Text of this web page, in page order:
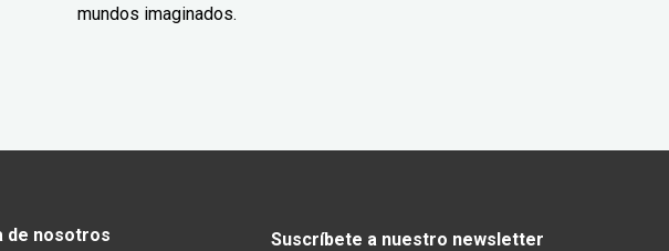
mundos imaginados.
de nosotros
Suscríbete a nuestro newsletter